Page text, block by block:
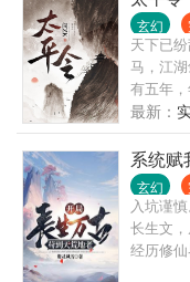
玄幻
天下已
马，江
有五年
睛，看
人，江
田！ 儒
一，请这
最新：
系统赋
玄幻
入坑谨
长生文
经历修